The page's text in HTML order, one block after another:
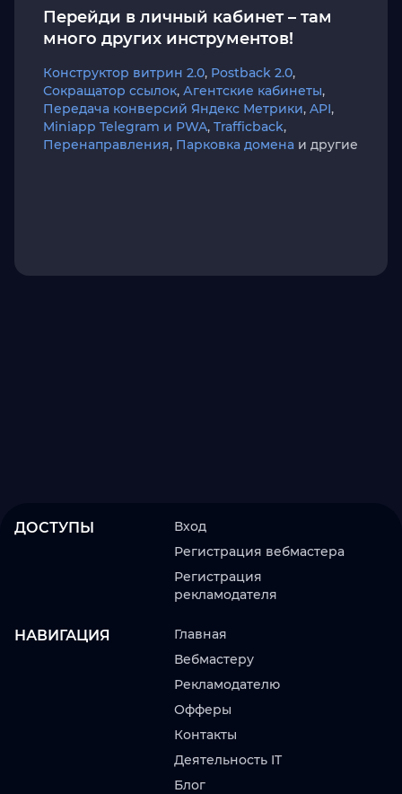
Перейди в личный кабинет – там
много других инструментов!
Конструктор витрин 2.0, Postback 2.0,
Сокращатор ссылок, Агентские кабинеты,
Передача конверсий Яндекс Метрики, API,
Miniapp Telegram и PWA, Trafficback,
Перенаправления, Парковка домена и другие
ДОСТУПЫ
Вход
Регистрация вебмастера
Регистрация
рекламодателя
НАВИГАЦИЯ
Главная
Вебмастеру
Рекламодателю
Офферы
Контакты
Деятельность IT
Блог